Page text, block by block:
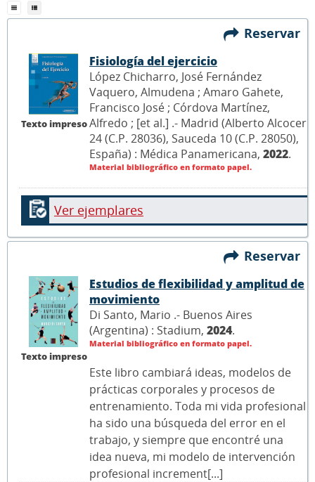
Reservar
Texto impreso
Fisiología del ejercicio
López Chicharro, José Fernández
Vaquero, Almudena ; Amaro Gahete,
Francisco José ; Córdova Martínez,
Alfredo ; [et al.] .- Madrid (Alberto Alcocer
24 (C.P. 28036), Sauceda 10 (C.P. 28050),
España) : Médica Panamericana, 2022.
Material bibliográfico en formato papel.
Ver ejemplares
Reservar
Texto impreso
Estudios de flexibilidad y amplitud de
movimiento
Di Santo, Mario .- Buenos Aires
(Argentina) : Stadium, 2024.
Material bibliográfico en formato papel.
Este libro cambiará ideas, modelos de
prácticas corporales y procesos de
entrenamiento. Toda mi vida profesional
ha sido una búsqueda del error en el
trabajo, y siempre que encontré una
idea nueva, mi modelo de intervención
profesional increment[...]